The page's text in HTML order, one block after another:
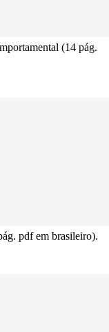
(14 pág.
pdf em brasileiro).